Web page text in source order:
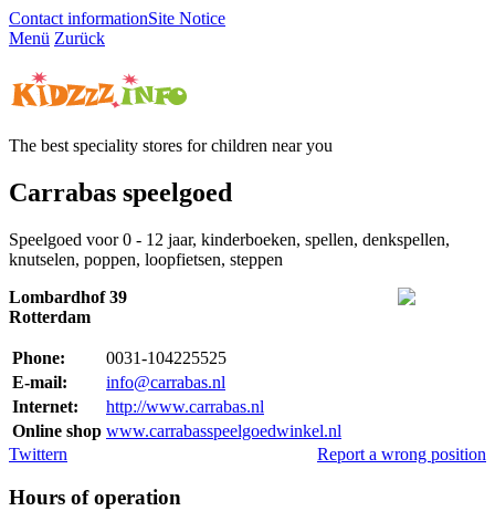
Contact informationSite Notice
Menü Zurück
The best speciality stores for children near you
Carrabas speelgoed
Speelgoed voor 0 - 12 jaar, kinderboeken, spellen, denkspellen,
knutselen, poppen, loopfietsen, steppen
Lombardhof 39
Rotterdam
Phone:
0031-104225525
E-mail:
info@carrabas.nl
Internet:
http://www.carrabas.nl
Online shop www.carrabasspeelgoedwinkel.nl
Report a wrong position
Twittern
Hours of operation